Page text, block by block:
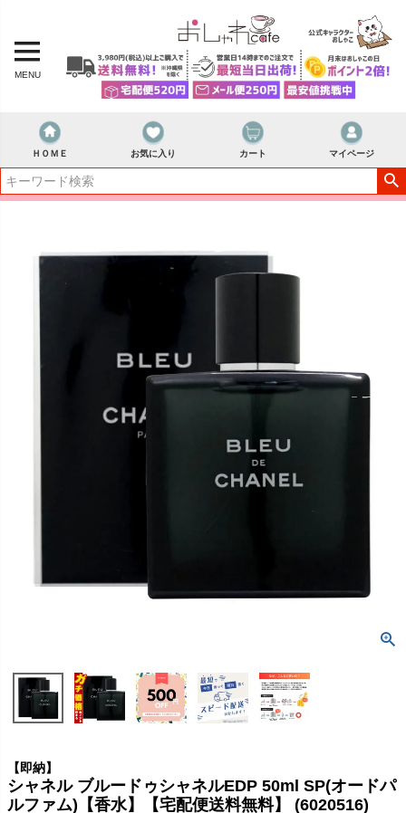
MENU
ＨＯＭＥ お気に入り カート マイページ
【即納】
シャネル ブルードゥシャネルEDP 50ml SP(オードパ
ルファム)【香水】【宅配便送料無料】 (6020516)